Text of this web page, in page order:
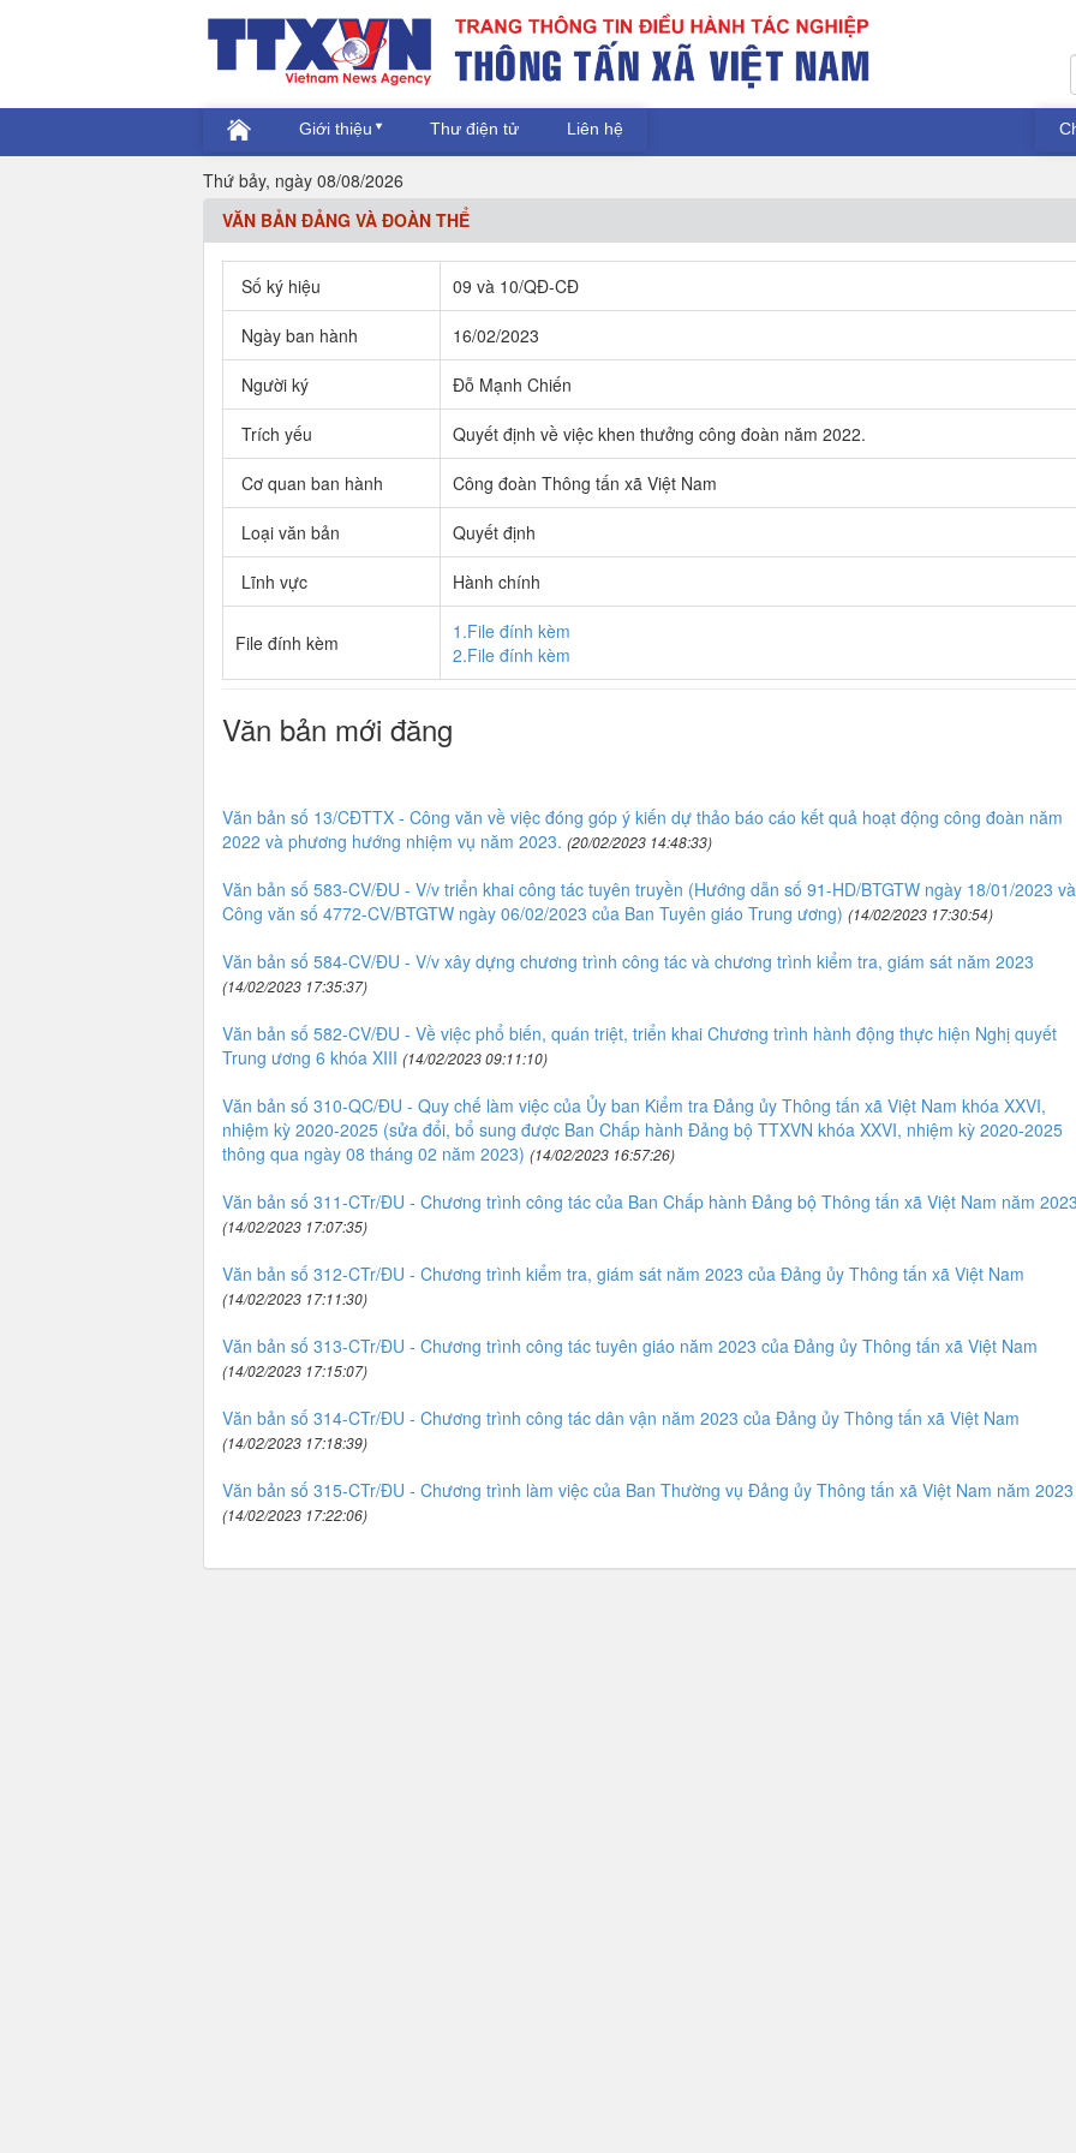
Giới thiệu Thư điện tử Liên hệ
Thứ bảy, ngày 08/08/2026
VĂN BẢN ĐẢNG VÀ ĐOÀN THỂ
Số ký hiệu 09 và 10/QĐ-CĐ
Ngày ban hành 16/02/2023
Người ký Đỗ Mạnh Chiến
Trích yếu Quyết định về việc khen thưởng công đoàn năm 2022.
Cơ quan ban hành Công đoàn Thông tấn xã Việt Nam
Loại văn bản Quyết định
Lĩnh vực Hành chính
File đính kèm
1.File đính kèm
2.File đính kèm
Văn bản mới đăng
Văn bản số 13/CĐTTX - Công văn về việc đóng góp ý kiến dự thảo báo cáo kết quả hoạt động công đoàn năm
2022 và phương hướng nhiệm vụ năm 2023. (20/02/2023 14:48:33)
Văn bản số 583-CV/ĐU - V/v triển khai công tác tuyên truyền (Hướng dẫn số 91-HD/BTGTW ngày 18/01/2023 và
Công văn số 4772-CV/BTGTW ngày 06/02/2023 của Ban Tuyên giáo Trung ương) (14/02/2023 17:30:54)
Văn bản số 584-CV/ĐU - V/v xây dựng chương trình công tác và chương trình kiểm tra, giám sát năm 2023
(14/02/2023 17:35:37)
Văn bản số 582-CV/ĐU - Về việc phổ biến, quán triệt, triển khai Chương trình hành động thực hiện Nghị quyết
Trung ương 6 khóa XIII (14/02/2023 09:11:10)
Văn bản số 310-QC/ĐU - Quy chế làm việc của Ủy ban Kiểm tra Đảng ủy Thông tấn xã Việt Nam khóa XXVI,
nhiệm kỳ 2020-2025 (sửa đổi, bổ sung được Ban Chấp hành Đảng bộ TTXVN khóa XXVI, nhiệm kỳ 2020-2025
thông qua ngày 08 tháng 02 năm 2023) (14/02/2023 16:57:26)
Văn bản số 311-CTr/ĐU - Chương trình công tác của Ban Chấp hành Đảng bộ Thông tấn xã Việt Nam năm
(14/02/2023 17:07:35)
Văn bản số 312-CTr/ĐU - Chương trình kiểm tra, giám sát năm 2023 của Đảng ủy Thông tấn xã Việt Nam
(14/02/2023 17:11:30)
Văn bản số 313-CTr/ĐU - Chương trình công tác tuyên giáo năm 2023 của Đảng ủy Thông tấn xã Việt Nam
(14/02/2023 17:15:07)
Văn bản số 314-CTr/ĐU - Chương trình công tác dân vận năm 2023 của Đảng ủy Thông tấn xã Việt Nam
(14/02/2023 17:18:39)
Văn bản số 315-CTr/ĐU - Chương trình làm việc của Ban Thường vụ Đảng ủy Thông tấn xã Việt Nam năm 2023
(14/02/2023 17:22:06)